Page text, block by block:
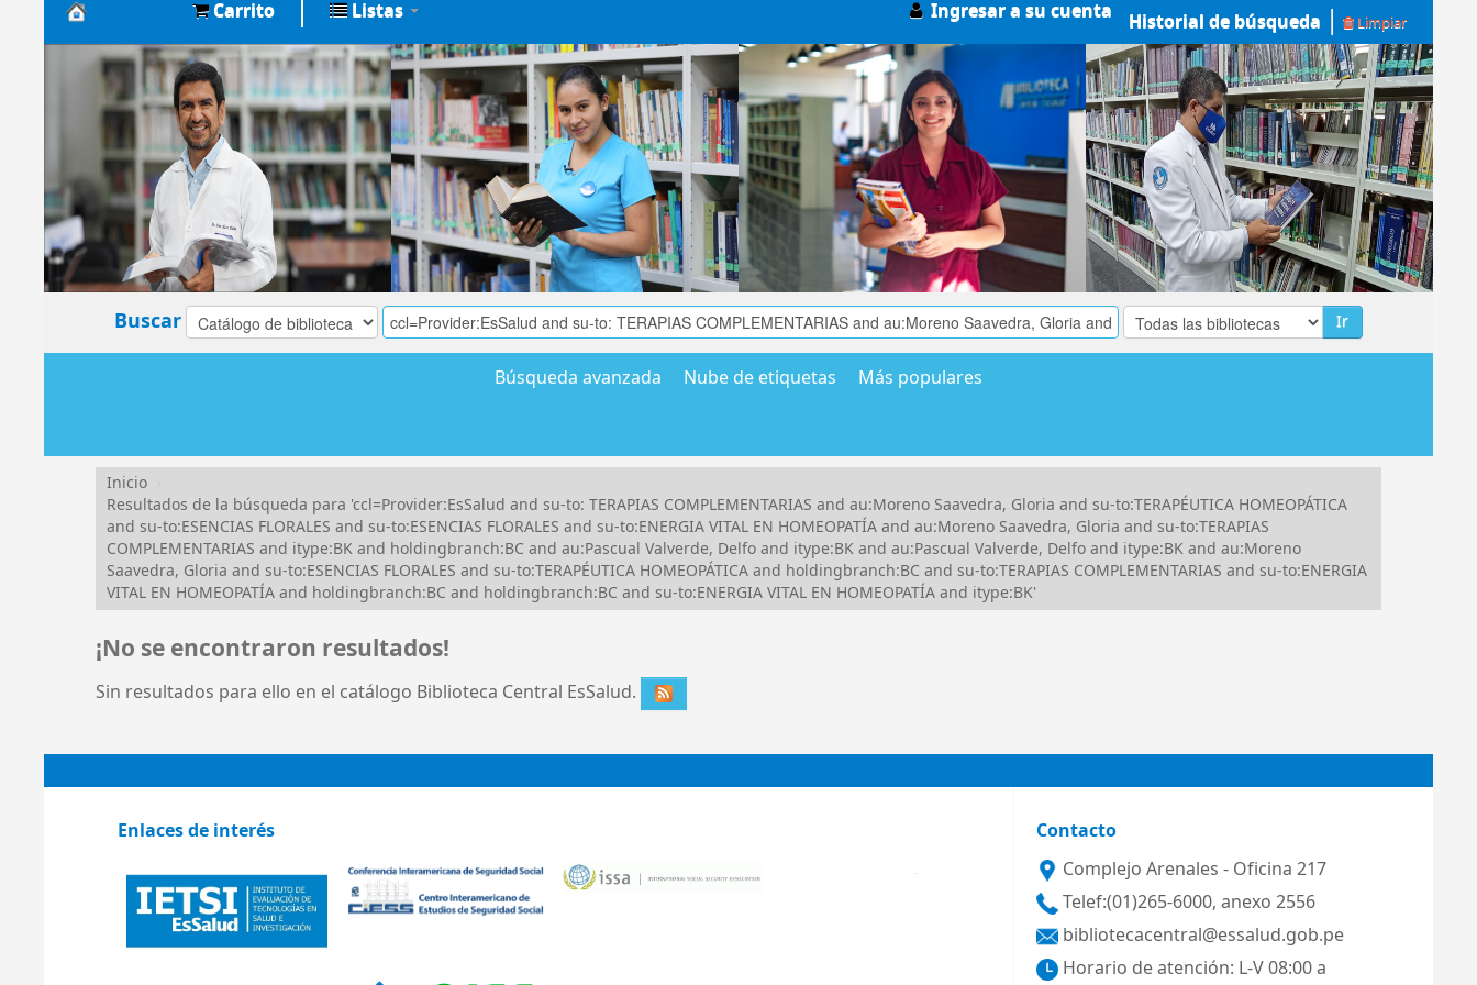
Biblioteca
Central
EsSalud
Carrito Listas Ingresar a su cuenta Historial de búsqueda Limpiar
Buscar Ir
Búsqueda avanzada Nube de etiquetas Más populares
Inicio
Resultados de la búsqueda para 'ccl=Provider:EsSalud and su-to: TERAPIAS COMPLEMENTARIAS and au:Moreno Saavedra, Gloria and su-to:TERAPÉUTICA HOMEOPÁTICA
and su-to:ESENCIAS FLORALES and su-to:ESENCIAS FLORALES and su-to:ENERGIA VITAL EN HOMEOPATÍA and au:Moreno Saavedra, Gloria and su-to:TERAPIAS
COMPLEMENTARIAS and itype:BK and holdingbranch:BC and au:Pascual Valverde, Delfo and itype:BK and au:Pascual Valverde, Delfo and itype:BK and au:Moreno
Saavedra, Gloria and su-to:ESENCIAS FLORALES and su-to:TERAPÉUTICA HOMEOPÁTICA and holdingbranch:BC and su-to:TERAPIAS COMPLEMENTARIAS and su-to:ENERGIA
VITAL EN HOMEOPATÍA and holdingbranch:BC and holdingbranch:BC and su-to:ENERGIA VITAL EN HOMEOPATÍA and itype:BK'
¡No se encontraron resultados!
Sin resultados para ello en el catálogo Biblioteca Central EsSalud.
Enlaces de interés
Contacto
Complejo Arenales - Oficina 217
Telef:(01)265-6000, anexo 2556
bibliotecacentral@essalud.gob.pe
Horario de atención: L-V 08:00 a